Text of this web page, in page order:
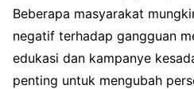
Beberapa masyarakat
negatif terhadap gangguan
edukasi dan kampanye
penting untuk mengubah